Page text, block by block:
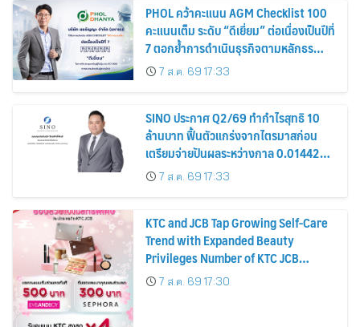
PHOL คว้าคะแนน AGM Checklist 100
คะแนนเต็ม ระดับ “ดีเยี่ยม” ต่อเนื่องเป็นปีที่
7 ตอกย้ำการดำเนินธุรกิจตามหลักธร
รมาภิบาล โปร่งใส สร้างความเชื่อมั่นผู้ถือ
หุ้น
7 ส.ค. 69 17:33
SINO ประกาศ Q2/69 ทำกำไรสุทธิ 10
ล้านบาท ฟื้นตัวแกร่งจากไตรมาสก่อน
เตรียมจ่ายปันผลระหว่างกาล 0.014423
บาทต่อหุ้น ครึ่งปีหลังมุ่งเติบโตต่อเนื่อง
7 ส.ค. 69 17:33
KTC and JCB Tap Growing Self-Care
Trend with Expanded Beauty
Privileges Number of KTC JCB
Cardmembers Spending on
Cosmetics Rises 26%
7 ส.ค. 69 17:30